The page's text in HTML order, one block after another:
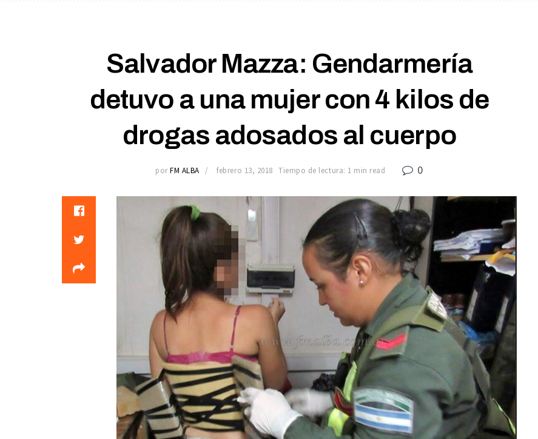
Salvador Mazza: Gendarmería
detuvo a una mujer con 4 kilos de
drogas adosados al cuerpo
por FM ALBA febrero 13, 2018 Tiempo de lectura: 1 min read 0